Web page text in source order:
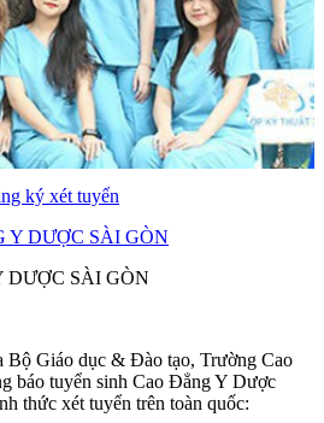
SÀI GÒN
Bộ Giáo dục & Đào tạo, Trường Cao
báo tuyển sinh Cao Đẳng Y Dược
thức xét tuyển trên toàn quốc: